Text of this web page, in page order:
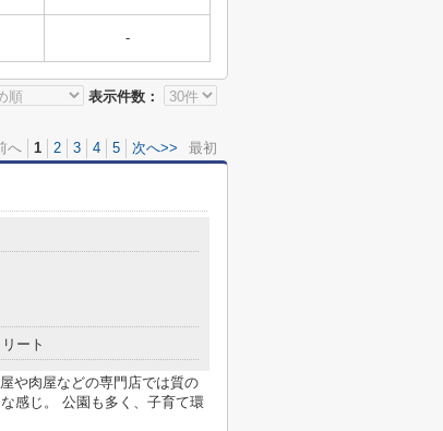
-
表示件数：
へ 1 2 3 4 5 次へ>> 最初
ート
や肉屋などの専門店では質の
感じ。 公園も多く、子育て環